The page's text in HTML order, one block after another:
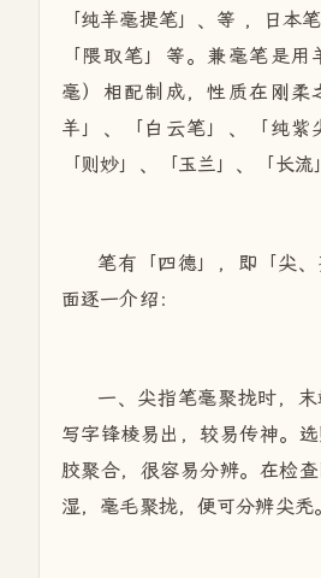
「纯羊毫提笔」、等 ，日本
「隈取笔」等。兼毫笔是
毫）相配制成，性质在刚柔
羊」、「白云笔」、「纯紫
「则妙」、「玉兰」、「长流
笔有「四德」，即「尖
面逐一介绍：
一、尖指笔毫聚拢时，
写字锋棱易出，较易传神。
胶聚合，很容易分辨。在检
湿，毫毛聚拢，便可分辨尖秃。